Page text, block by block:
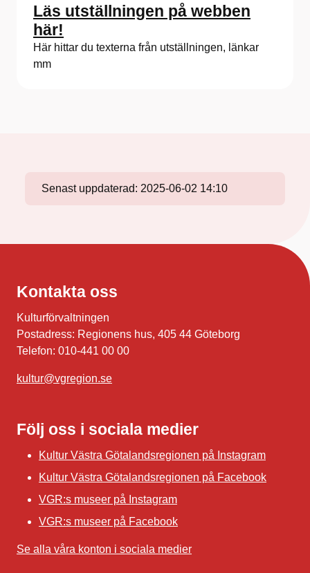
Läs utställningen på webben
här!
Här hittar du texterna från utställningen, länkar
mm
Senast uppdaterad: 2025-06-02 14:10
Kontakta oss
Kulturförvaltningen
Postadress: Regionens hus, 405 44 Göteborg
Telefon: 010-441 00 00
kultur@vgregion.se
Följ oss i sociala medier
Kultur Västra Götalandsregionen på Instagram
Kultur Västra Götalandsregionen på Facebook
VGR:s museer på Instagram
VGR:s museer på Facebook
Se alla våra konton i sociala medier